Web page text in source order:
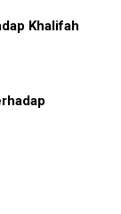
Khalifah